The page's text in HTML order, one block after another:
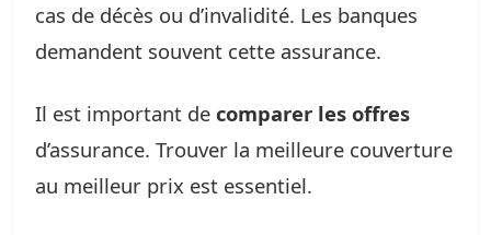
cas de décès ou d’invalidité. Les banques
demandent souvent cette assurance.
Il est important de comparer les offres
d’assurance. Trouver la meilleure couverture
au meilleur prix est essentiel.